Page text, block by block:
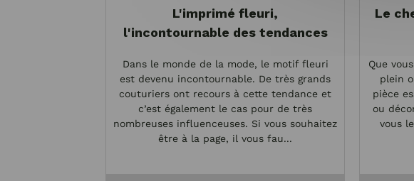
L'imprimé fleuri,
l'incontournable des tendances
Dans le monde de la mode, le motif fleuri
est devenu incontournable. De très grands
couturiers ont recours à cette tendance et
c’est également le cas pour de très
nombreuses influenceuses. Si vous souhaitez
être à la page, il vous fau...
Le
Que
plein
pièce
ou
vous